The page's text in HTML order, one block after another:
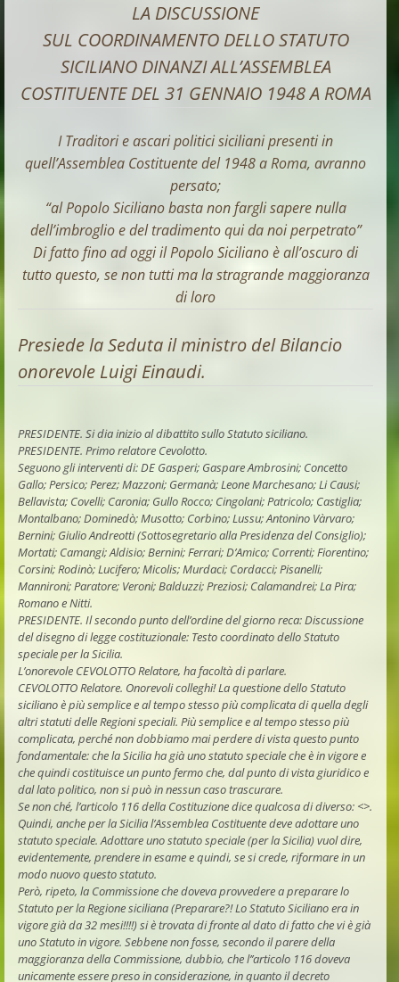
LA DISCUSSIONE
SUL COORDINAMENTO DELLO STATUTO
SICILIANO DINANZI ALL’ASSEMBLEA
COSTITUENTE DEL 31 GENNAIO 1948 A ROMA
I Traditori e ascari politici siciliani presenti in
quell’Assemblea Costituente del 1948 a Roma, avranno
persato;
“al Popolo Siciliano basta non fargli sapere nulla
dell’imbroglio e del tradimento qui da noi perpetrato”
Di fatto fino ad oggi il Popolo Siciliano è all’oscuro di
tutto questo, se non tutti ma la stragrande maggioranza
di loro
Presiede la Seduta il ministro del Bilancio
onorevole Luigi Einaudi.
PRESIDENTE. Si dia inizio al dibattito sullo Statuto siciliano.
PRESIDENTE. Primo relatore Cevolotto.
Seguono gli interventi di: DE Gasperi; Gaspare Ambrosini; Concetto
Gallo; Persico; Perez; Mazzoni; Germanà; Leone Marchesano; Li Causi;
Bellavista; Covelli; Caronia; Gullo Rocco; Cingolani; Patricolo; Castiglia;
Montalbano; Dominedò; Musotto; Corbino; Lussu; Antonino Vàrvaro;
Bernini; Giulio Andreotti (Sottosegretario alla Presidenza del Consiglio);
Mortati; Camangi; Aldisio; Bernini; Ferrari; D’Amico; Correnti; Fiorentino;
Corsini; Rodinò; Lucifero; Micolis; Murdaci; Cordacci; Pisanelli;
Mannironi; Paratore; Veroni; Balduzzi; Preziosi; Calamandrei; La Pira;
Romano e Nitti.
PRESIDENTE. Il secondo punto dell’ordine del giorno reca: Discussione
del disegno di legge costituzionale: Testo coordinato dello Statuto
speciale per la Sicilia.
L’onorevole CEVOLOTTO Relatore, ha facoltà di parlare.
CEVOLOTTO Relatore. Onorevoli colleghi! La questione dello Statuto
siciliano è più semplice e al tempo stesso più complicata di quella degli
altri statuti delle Regioni speciali. Più semplice e al tempo stesso più
complicata, perché non dobbiamo mai perdere di vista questo punto
fondamentale: che la Sicilia ha già uno statuto speciale che è in vigore e
che quindi costituisce un punto fermo che, dal punto di vista giuridico e
dal lato politico, non si può in nessun caso trascurare.
Se non ché, l’articolo 116 della Costituzione dice qualcosa di diverso: <>.
Quindi, anche per la Sicilia l’Assemblea Costituente deve adottare uno
statuto speciale. Adottare uno statuto speciale (per la Sicilia) vuol dire,
evidentemente, prendere in esame e quindi, se si crede, riformare in un
modo nuovo questo statuto.
Però, ripeto, la Commissione che doveva provvedere a preparare lo
Statuto per la Regione siciliana (Preparare?! Lo Statuto Siciliano era in
vigore già da 32 mesi!!!!) si è trovata di fronte al dato di fatto che vi è già
uno Statuto in vigore. Sebbene non fosse, secondo il parere della
maggioranza della Commissione, dubbio, che l’’articolo 116 doveva
unicamente essere preso in considerazione, in quanto il decreto